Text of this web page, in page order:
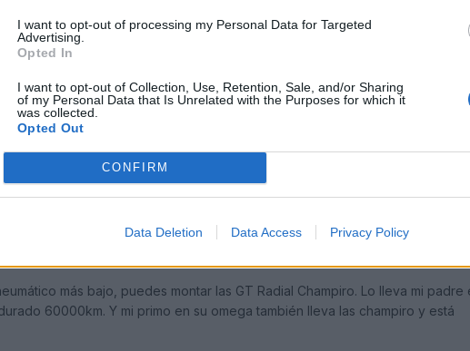
I want to opt-out of processing my Personal Data for Targeted
Advertising.
Opted In
I want to opt-out of Collection, Use, Retention, Sale, and/or Sharing
of my Personal Data that Is Unrelated with the Purposes for which it
was collected.
Opted Out
CONFIRM
Data Deletion Data Access Privacy Policy
del 2010(editado)
Turanza en tu misma medida. Y la verdad que van genial y el desgaste
llevan más de 40000km y tienen bastante dibujo, y las de adelante siguen
que tienen. Eso sí, las de delante me gastan más por fuera y tendré que
que si no las de adelante no me llegan a los 40000km.
más bajo, puedes montar las GT Radial Champiro. Lo lleva mi padre
60000km. Y mi primo en su omega también lleva las champiro y está